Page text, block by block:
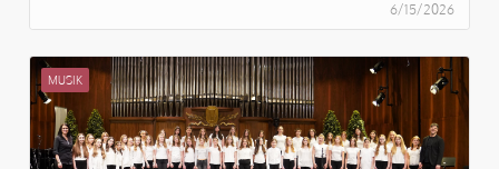
6/15/2026
MUSIK